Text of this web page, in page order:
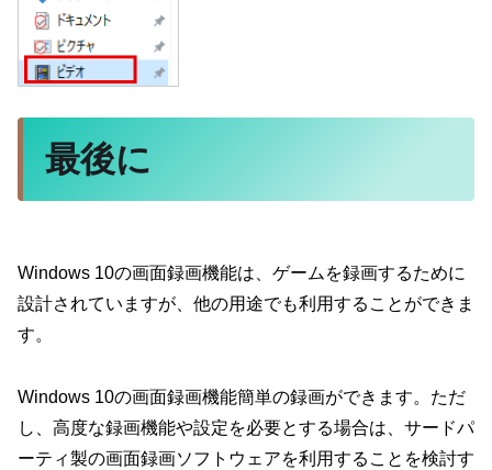
最後に
Windows 10の画面録画機能は、ゲームを録画するために
設計されていますが、他の用途でも利用することができま
す。
Windows 10の画面録画機能簡単の録画ができます。ただ
し、高度な録画機能や設定を必要とする場合は、サードパ
ーティ製の画面録画ソフトウェアを利用することを検討す